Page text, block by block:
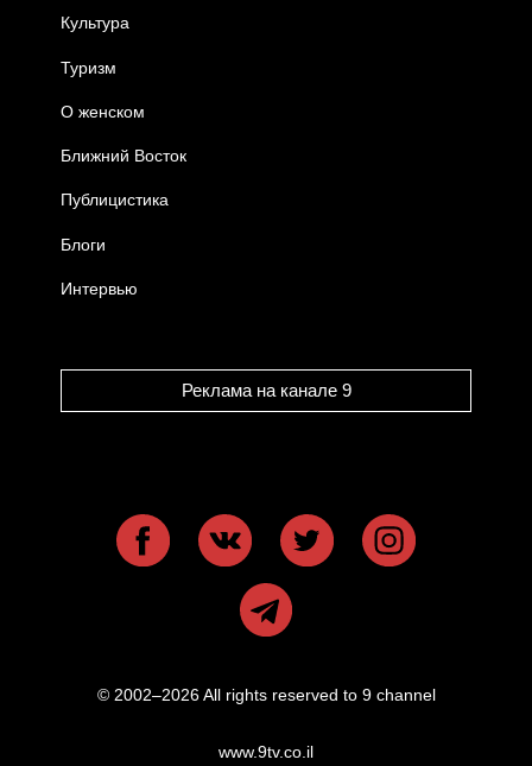
Культура
Туризм
О женском
Ближний Восток
Публицистика
Блоги
Интервью
Реклама на канале 9
© 2002–2026 All rights reserved to 9 channel
www.9tv.co.il